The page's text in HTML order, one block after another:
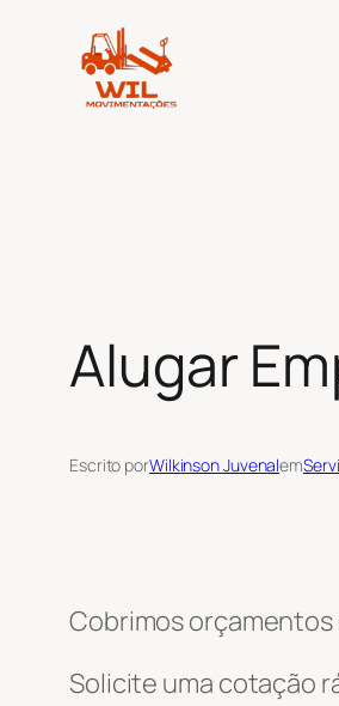
Alugar
Escrito porWilkinson Juvenalem
Cobrimos
Solicite uma cotação